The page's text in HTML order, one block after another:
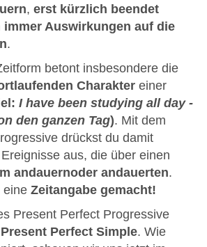
, erst kürzlich beendet
immer Auswirkungen auf die
.
betont insbesondere die
Charakter einer
I have been studying all day -
den ganzen Tag). Mit dem
drückst du damit
aus, die über einen
andauernoder andauerten.
eine Zeitangabe gemacht!
Present Perfect Progressive
Present Perfect Simple. Wie